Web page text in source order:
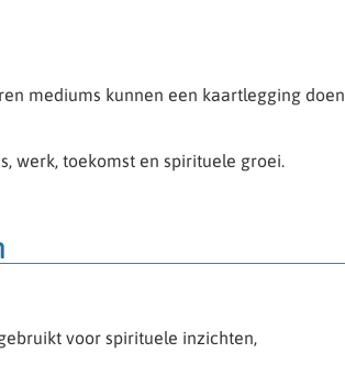
mediums kunnen een kaartlegging doen
werk, toekomst en spirituele groei.
voor spirituele inzichten,